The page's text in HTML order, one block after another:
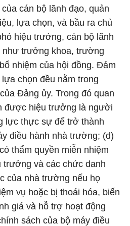
cán bộ lãnh đạo, quản
lựa chọn, và bầu ra chủ
hiệu trưởng, cán bộ lãnh
như trưởng khoa, trường
nhiệm của hội đồng. Đảm
chọn đều nằm trong
Đảng ủy. Trong đó quan
được hiệu trưởng là người
lực thực sự để trở thành
điều hành nhà trường; (d)
thẩm quyền miễn nhiệm
trưởng và các chức danh
của nhà trường nếu họ
vụ hoặc bị thoái hóa, biến
giá và hỗ trợ hoạt động
sách của bộ máy điều